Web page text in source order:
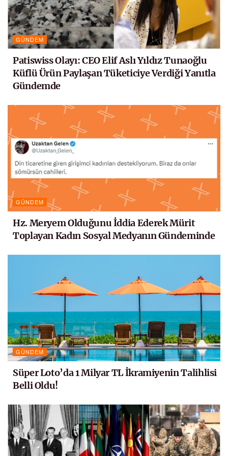
GÜNDEM
Patiswiss Olayı: CEO Elif Aslı Yıldız Tunaoğlu
Küflü Ürün Paylaşan Tüketiciye Verdiği Yanıtla
Gündemde
GÜNDEM
Hz. Meryem Olduğunu İddia Ederek Mürit
Toplayan Kadın Sosyal Medyanın Gündeminde
GÜNDEM
Süper Loto’da 1 Milyar TL İkramiyenin Talihlisi
Belli Oldu!